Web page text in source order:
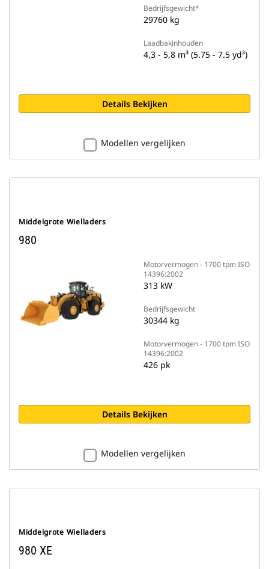
Bedrijfsgewicht*
29760 kg
Laadbakinhouden
4,3 - 5,8 m³ (5.75 - 7.5 yd³)
Details Bekijken
Modellen vergelijken
Middelgrote Wielladers
980
Motorvermogen - 1700 tpm ISO
14396:2002
313 kW
Bedrijfsgewicht
30344 kg
Motorvermogen - 1700 tpm ISO
14396:2002
426 pk
Details Bekijken
Modellen vergelijken
Middelgrote Wielladers
980 XE